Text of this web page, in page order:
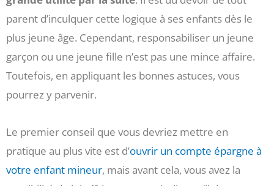
parent d’inculquer cette logique à ses enfants dès le
plus jeune âge. Cependant, responsabiliser un jeune
garçon ou une jeune fille n’est pas une mince affaire.
Toutefois, en appliquant les bonnes astuces, vous
pourrez y parvenir.
Le premier conseil que vous devriez mettre en
pratique au plus vite est d’ouvrir un compte épargne à
votre enfant mineur, mais avant cela, vous avez la